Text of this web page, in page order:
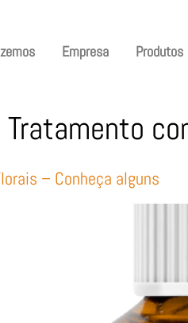
Empresa Produtos
– Conheça alguns